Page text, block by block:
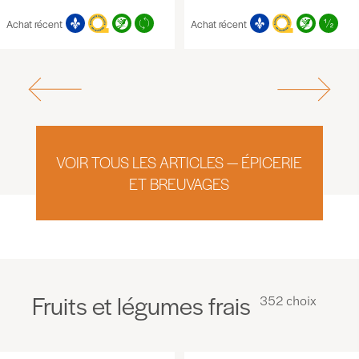
Achat récent Achat récent
VOIR TOUS LES ARTICLES — ÉPICERIE
ET BREUVAGES
Fruits et légumes frais 352 choix